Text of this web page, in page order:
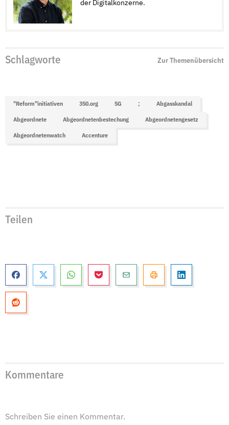
der Digitalkonzerne.
Schlagworte Zur Themenübersicht
"Reform"initiativen 350.org 5G ; Abgasskandal
Abgeordnete Abgeordnetenbestechung Abgeordnetengesetz
Abgeordnetenwatch Accenture
Teilen
Kommentare
Schreiben Sie einen Kommentar.